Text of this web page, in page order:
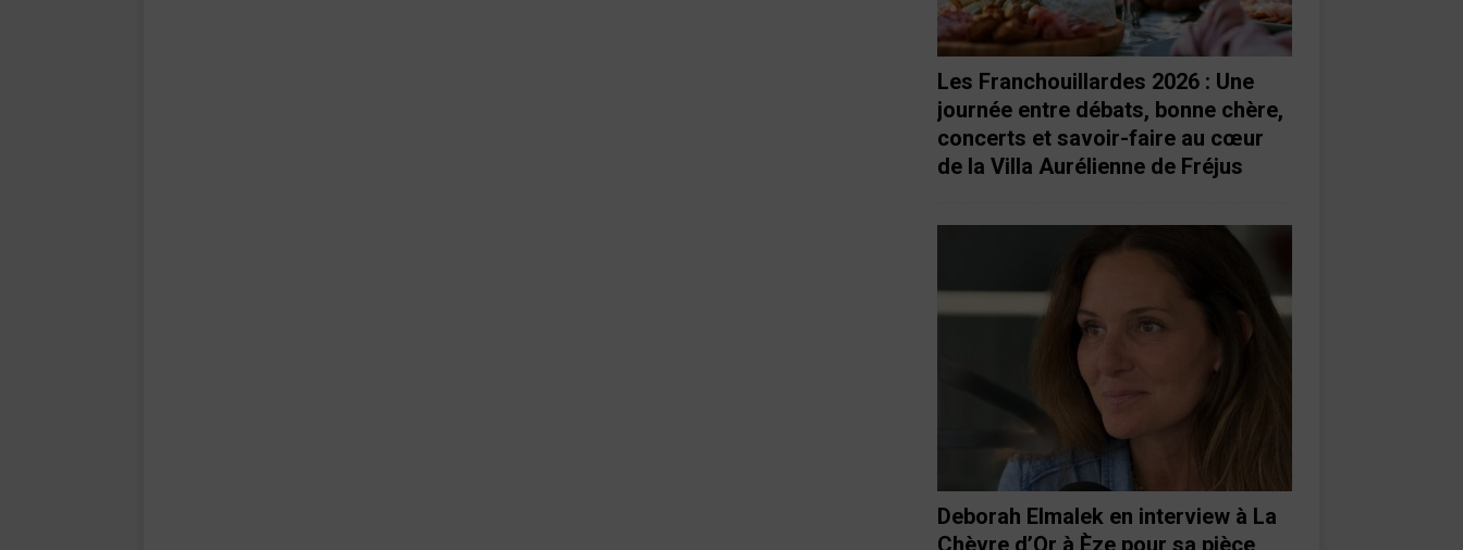
Les Franchouillardes 2026 : Une
journée entre débats, bonne chère,
concerts et savoir-faire au cœur
de la Villa Aurélienne de Fréjus
Deborah Elmalek en interview à La